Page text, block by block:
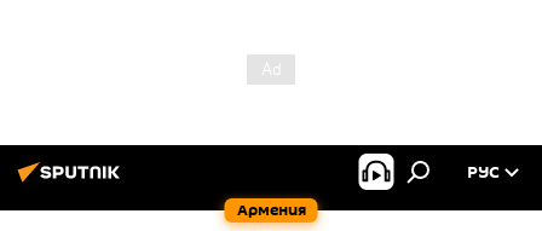
Армения
РУС